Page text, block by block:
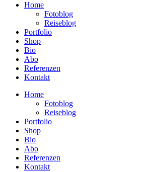
Home
Fotoblog
Reiseblog
Portfolio
Shop
Bio
Abo
Referenzen
Kontakt
Home
Fotoblog
Reiseblog
Portfolio
Shop
Bio
Abo
Referenzen
Kontakt